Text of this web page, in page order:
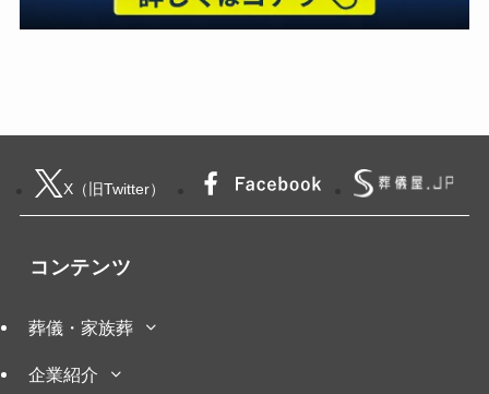
X（旧Twitter）
コンテンツ
葬儀・家族葬
企業紹介